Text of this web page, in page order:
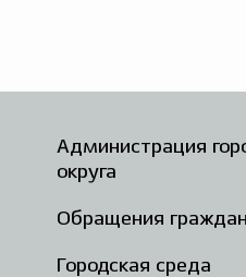
Администрация
округа
Обращения граждан
Городская среда